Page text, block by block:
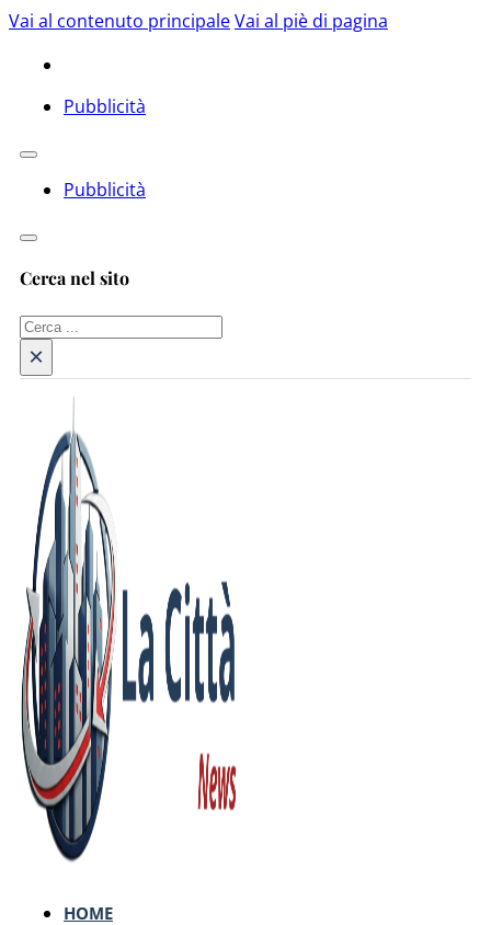
Vai al contenuto principaleVai al piè di pagina
Pubblicità
Pubblicità
Cerca nel sito
Cerca
×
HOME